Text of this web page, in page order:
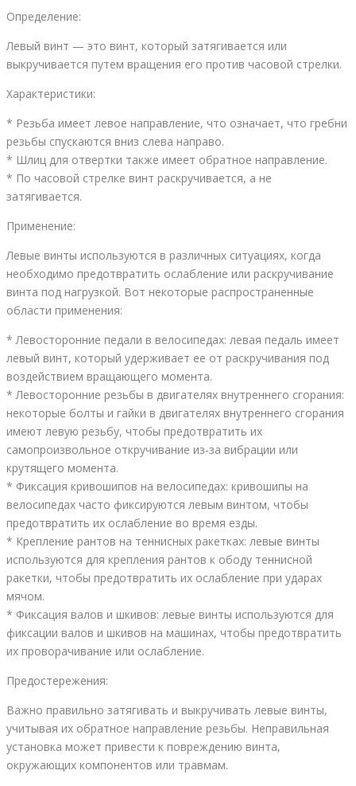
Определение:
Левый винт — это винт, который затягивается или
выкручивается путем вращения его против часовой стрелки.
Характеристики:
* Резьба имеет левое направление, что означает, что гребни
резьбы спускаются вниз слева направо.
* Шлиц для отвертки также имеет обратное направление.
* По часовой стрелке винт раскручивается, а не
затягивается.
Применение:
Левые винты используются в различных ситуациях, когда
необходимо предотвратить ослабление или раскручивание
винта под нагрузкой. Вот некоторые распространенные
области применения:
* Левосторонние педали в велосипедах: левая педаль имеет
левый винт, который удерживает ее от раскручивания под
воздействием вращающего момента.
* Левосторонние резьбы в двигателях внутреннего сгорания:
некоторые болты и гайки в двигателях внутреннего сгорания
имеют левую резьбу, чтобы предотвратить их
самопроизвольное откручивание из-за вибрации или
крутящего момента.
* Фиксация кривошипов на велосипедах: кривошипы на
велосипедах часто фиксируются левым винтом, чтобы
предотвратить их ослабление во время езды.
* Крепление рантов на теннисных ракетках: левые винты
используются для крепления рантов к ободу теннисной
ракетки, чтобы предотвратить их ослабление при ударах
мячом.
* Фиксация валов и шкивов: левые винты используются для
фиксации валов и шкивов на машинах, чтобы предотвратить
их проворачивание или ослабление.
Предостережения:
Важно правильно затягивать и выкручивать левые винты,
учитывая их обратное направление резьбы. Неправильная
установка может привести к повреждению винта,
окружающих компонентов или травмам.